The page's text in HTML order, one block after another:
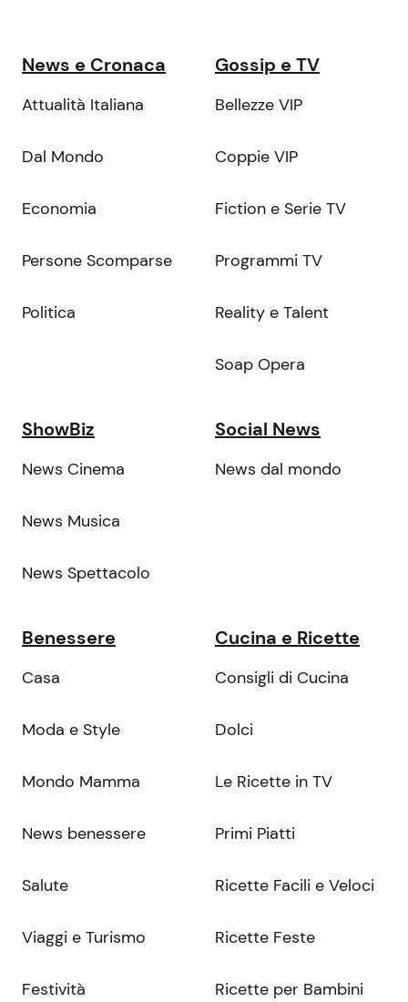
News e Cronaca
Attualità Italiana
Dal Mondo
Economia
Persone Scomparse
Politica
Gossip e TV
Bellezze VIP
Coppie VIP
Fiction e Serie TV
Programmi TV
Reality e Talent
Soap Opera
ShowBiz
News Cinema
News Musica
News Spettacolo
Social News
News dal mondo
Benessere
Casa
Moda e Style
Mondo Mamma
News benessere
Salute
Viaggi e Turismo
Festività
Cucina e Ricette
Consigli di Cucina
Dolci
Le Ricette in TV
Primi Piatti
Ricette Facili e Veloci
Ricette Feste
Ricette per Bambini